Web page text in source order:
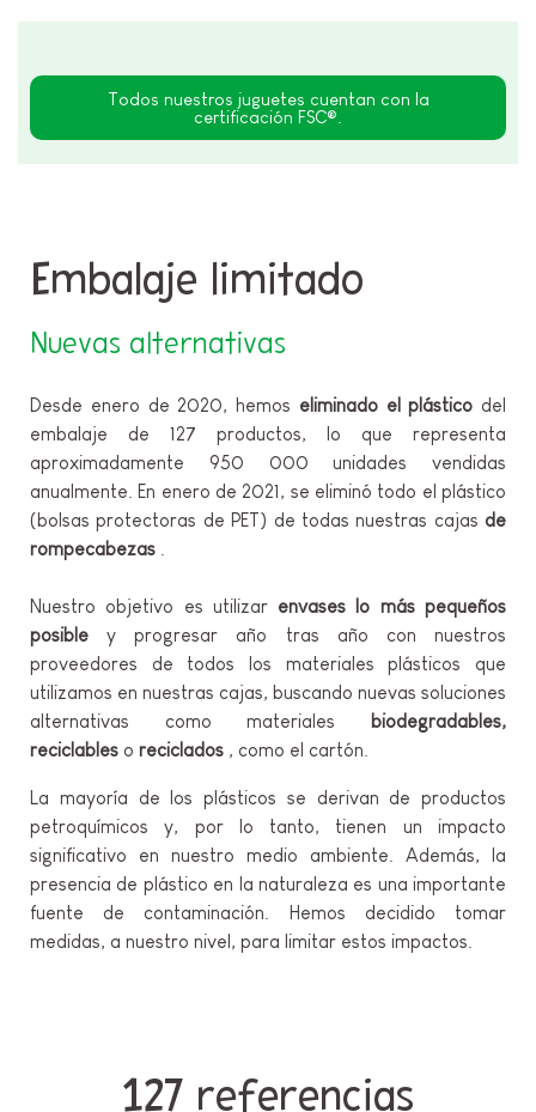
Todos nuestros juguetes cuentan con la
certificación FSC®.
Embalaje limitado
Nuevas alternativas
Desde enero de 2020, hemos eliminado el plástico del
embalaje de 127 productos, lo que representa
aproximadamente 950 000 unidades vendidas
anualmente. En enero de 2021, se eliminó todo el plástico
(bolsas protectoras de PET) de todas nuestras cajas de
rompecabezas
Nuestro objetivo es utilizar envases lo más pequeños
posible y progresar año tras año con nuestros
proveedores de todos los materiales plásticos que
utilizamos en nuestras cajas, buscando nuevas soluciones
alternativas como materiales
biodegradables,
reciclables o reciclados , como el cartón.
La mayoría de los plásticos se derivan de productos
petroquímicos y, por lo tanto, tienen un impacto
significativo en nuestro medio ambiente. Además, la
presencia de plástico en la naturaleza es una importante
fuente de contaminación. Hemos decidido tomar
medidas, a nuestro nivel, para limitar estos impactos.
127 referencias